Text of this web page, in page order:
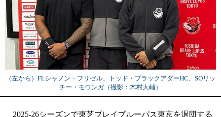
（左から）FLシャノン・フリゼル、トッド・ブラックアダーHC、SOリッ
チー・モウンガ（撮影：木村大輔）
2025-26シーズンで東芝ブレイブルーパス東京を退団する